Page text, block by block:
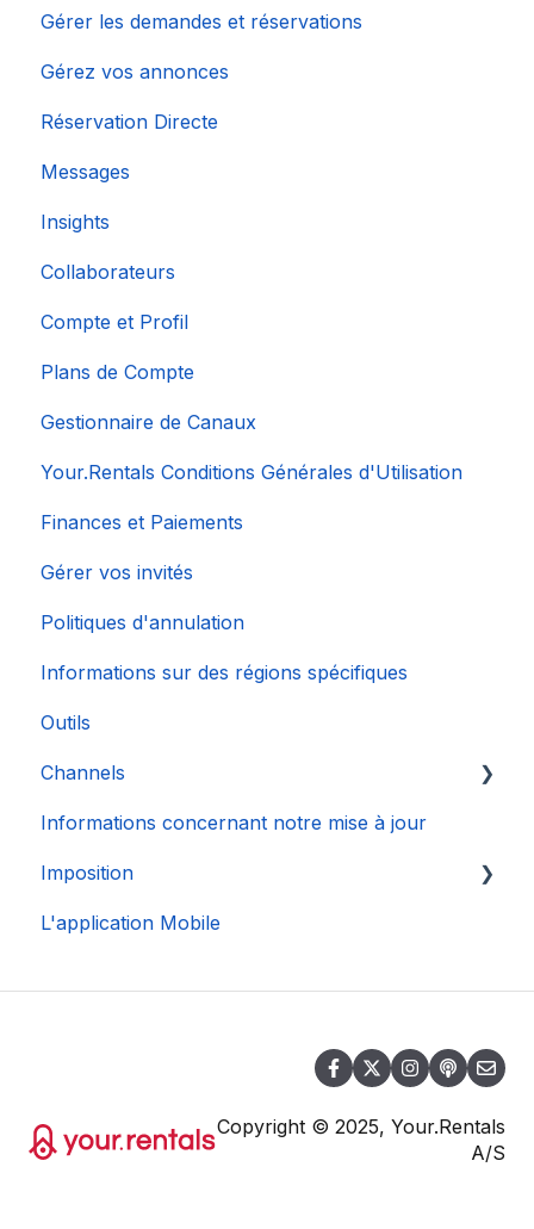
Gérer les demandes et réservations
Gérez vos annonces
Réservation Directe
Messages
Insights
Collaborateurs
Compte et Profil
Plans de Compte
Gestionnaire de Canaux
Your.Rentals Conditions Générales d'Utilisation
Finances et Paiements
Gérer vos invités
Politiques d'annulation
Informations sur des régions spécifiques
Outils
Channels
Connexion de Compte
Informations concernant notre mise à jour
Imposition
DAC 7
L'application Mobile
Copyright © 2025, Your.Rentals
A/S